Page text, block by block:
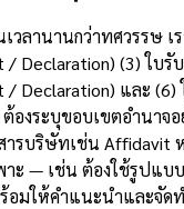
วลานานกว่าทศวรร
Declaration) (3) ใ
/ Declaration) และ
งระบุขอบเขตอำนา
รบริษัทเช่น
ะ — เช่น ต้องใช้รูปแ
มให้คำแนะนำและจัด